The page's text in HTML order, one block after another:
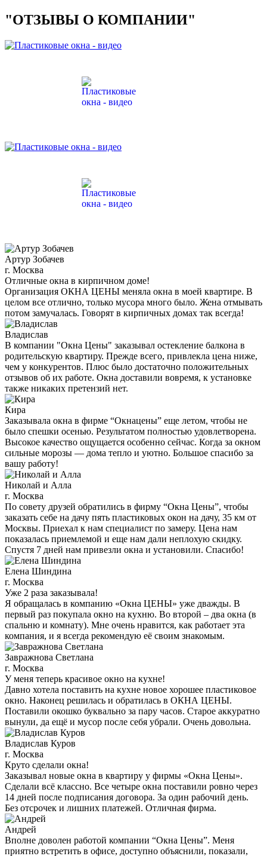
"ОТЗЫВЫ О КОМПАНИИ"
Артур Зобачев
г. Москва
Отличные окна в кирпичном доме!
Организация ОКНА ЦЕНЫ меняла окна в моей квартире. В
целом все отлично, только мусора много было. Жена отмывать
потом замучалась. Говорят в кирпичных домах так всегда!
Владислав
В компании "Окна Цены" заказывал остекление балкона в
родительскую квартиру. Прежде всего, привлекла цена ниже,
чем у конкурентов. Плюс было достаточно положительных
отзывов об их работе. Окна доставили вовремя, к установке
также никаких претензий нет.
Кира
Заказывала окна в фирме “Окнацены” еще летом, чтобы не
было спешки осенью. Результатом полностью удовлетворена.
Высокое качество ощущается особенно сейчас. Когда за окном
сильные морозы — дома тепло и уютно. Большое спасибо за
вашу работу!
Николай и Алла
г. Москва
По совету друзей обратились в фирму “Окна Цены”, чтобы
заказать себе на дачу пять пластиковых окон на дачу, 35 км от
Москвы. Приехал к нам специалист по замеру. Цена нам
показалась приемлемой и еще нам дали неплохую скидку.
Спустя 7 дней нам привезли окна и установили. Спасибо!
Елена Шиндина
г. Москва
Уже 2 раза заказывала!
Я обращалась в компанию «Окна ЦЕНЫ» уже дважды. В
первый раз покупала окно на кухню. Во второй – два окна (в
спальню и комнату). Мне очень нравится, как работает эта
компания, и я всегда рекомендую её своим знакомым.
Завражнова Светлана
г. Москва
У меня теперь красивое окно на кухне!
Давно хотела поставить на кухне новое хорошее пластиковое
окно. Наконец решилась и обратилась в ОКНА ЦЕНЫ.
Поставили окошко буквально за пару часов. Старое аккуратно
вынули, да ещё и мусор после себя убрали. Очень довольна.
Владислав Куров
г. Москва
Круто сделали окна!
Заказывал новые окна в квартиру у фирмы «Окна Цены».
Сделали всё классно. Все четыре окна поставили ровно через
14 дней после подписания договора. За один рабочий день.
Без отсрочек и лишних платежей. Отличная фирма.
Андрей
Вполне доволен работой компании “Окна Цены”. Меня
приятно встретить в офисе, доступно объяснили, показали,